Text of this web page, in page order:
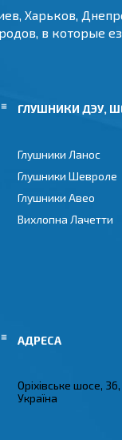
Харьков,
в которые
ГЛУШНИКИ ДЭУ,
Глушники Ланос
Глушники Шевроле
Глушники Авео
Вихлопна Лачетти
Оріхівське шосе,
Україна